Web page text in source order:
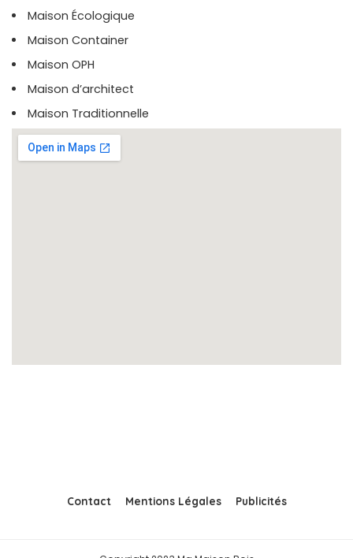
Maison Écologique
Maison Container
Maison OPH
Maison d’architect
Maison Traditionnelle
Contact Mentions Légales Publicités